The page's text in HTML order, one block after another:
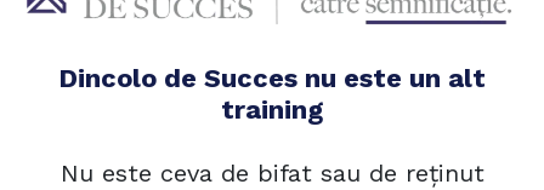
Dincolo de Succes nu este un alt
training
Nu este ceva de bifat sau de reținut